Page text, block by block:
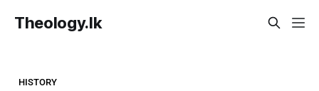
Theology.lk
HISTORY